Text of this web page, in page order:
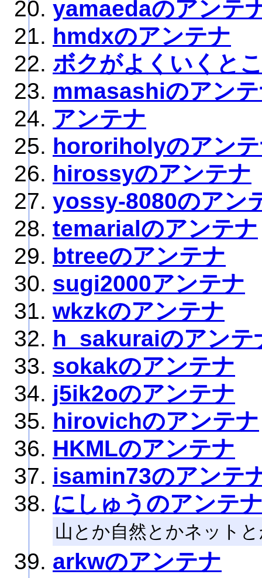
yamaedaのアンテ
hmdxのアンテナ
ボクがよくいくと
mmasashiのアン
アンテナ
hororiholyのアン
hirossyのアンテナ
yossy-8080のアン
temarialのアンテナ
btreeのアンテナ
sugi2000アンテナ
wkzkのアンテナ
h_sakuraiのアンテ
sokakのアンテナ
j5ik2oのアンテナ
hirovichのアンテナ
HKMLのアンテナ
isamin73のアンテ
にしゅうのアンテ
山とか自然とかネット
arkwのアンテナ